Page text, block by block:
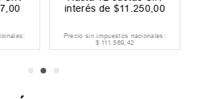
00
interés de $11 250 00
Precio sin impuestos nacionales:
$ 111.569,42